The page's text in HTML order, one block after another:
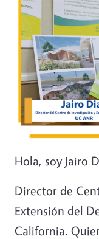
Hola, soy Jairo
Director de
Extensión del
California.